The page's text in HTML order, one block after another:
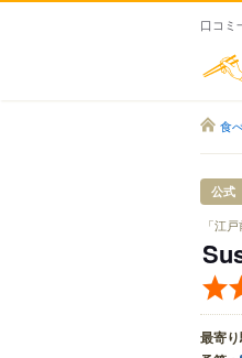
口コミ
食
公式
「江
最寄り